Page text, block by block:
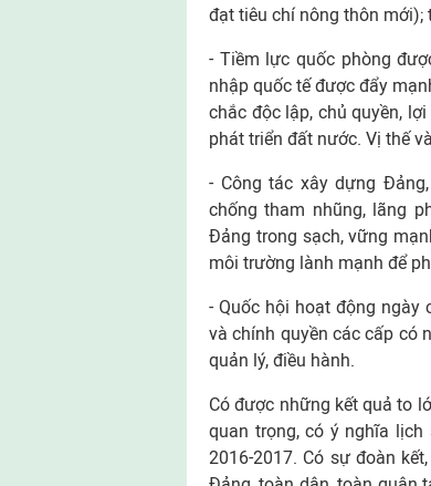
đạt tiêu chí nông thôn mới);
- Tiềm lực quốc phòng
nhập quốc tế được đẩy
chắc độc lập, chủ quyền,
phát triển đất nước. Vị thế
- Công tác xây dựng
chống tham nhũng, lãng
Đảng trong sạch, vững
môi trường lành mạnh để
- Quốc hội hoạt động ngày
và chính quyền các cấp có
quản lý, điều hành.
Có được những kết quả to
quan trọng, có ý nghĩa
2016-2017. Có sự đoàn